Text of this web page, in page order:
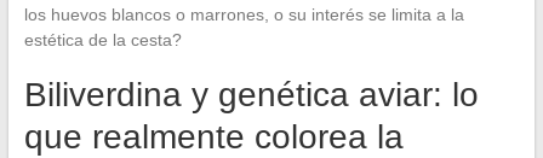
los huevos blancos o marrones, o su interés se limita a la
estética de la cesta?
Biliverdina y genética aviar: lo
que realmente colorea la